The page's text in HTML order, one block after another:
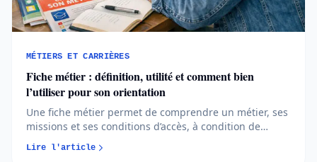
MÉTIERS ET CARRIÈRES
Fiche métier : définition, utilité et comment bien
l’utiliser pour son orientation
Une fiche métier permet de comprendre un métier, ses
missions et ses conditions d’accès, à condition de
les sources et à croiser les informations, vous
Lire l'article